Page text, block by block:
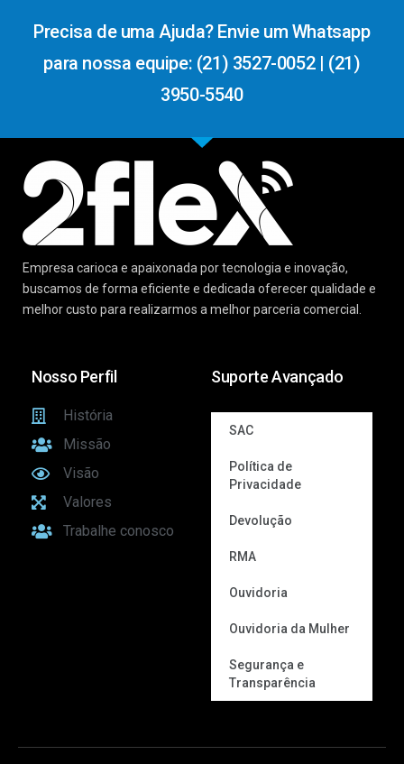
Precisa de uma Ajuda? Envie um Whatsapp
para nossa equipe: (21) 3527-0052 | (21)
3950-5540
Empresa carioca e apaixonada por tecnologia e inovação,
buscamos de forma eficiente e dedicada oferecer qualidade e
melhor custo para realizarmos a melhor parceria comercial.
Nosso Perfil
História
Missão
Visão
Valores
Trabalhe conosco
Suporte Avançado
SAC
Política de
Privacidade
Devolução
RMA
Ouvidoria
Ouvidoria da Mulher
Segurança e
Transparência